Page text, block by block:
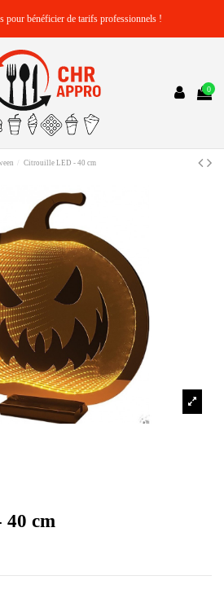
pour bénéficier de tarifs professionnels !
0
Citrouille LED - 40 cm
cm